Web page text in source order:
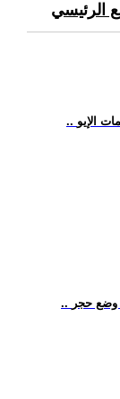
الرئيسي
الإيو
وضع حجر